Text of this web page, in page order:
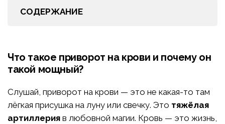
СОДЕРЖАНИЕ
Что такое приворот на крови и почему он
такой мощный?
Слушай, приворот на крови — это не какая-то там
лёгкая присушка на луну или свечку. Это тяжёлая
артиллерия в любовной магии. Кровь — это жизнь,